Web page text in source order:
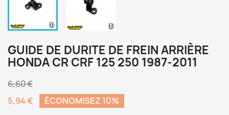
GUIDE DE DURITE DE FREIN ARRIÈRE
HONDA CR CRF 125 250 1987-2011
6,60 €
5,94 €
ÉCONOMISEZ 10%